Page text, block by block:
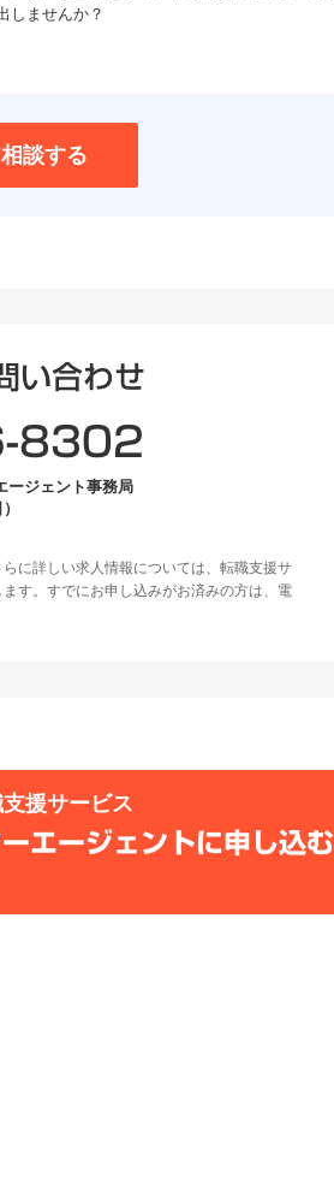
しませんか？
談する
い合わせ
8302
ージェント事務局
に詳しい求人情報については、転職支援サ
す。すでにお申し込みがお済みの方は、電
援サービス
エージェントに申し込む